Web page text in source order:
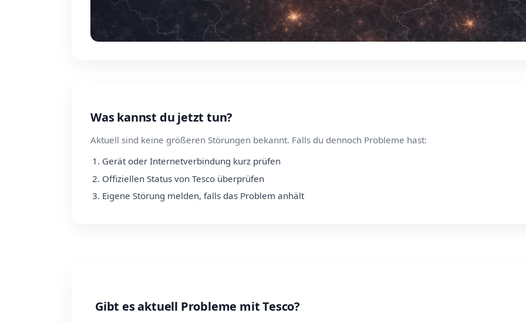
Was kannst du jetzt tun?
Aktuell sind keine größeren Störungen bekannt. Falls du dennoch Probleme hast:
Gerät oder Internetverbindung kurz prüfen
Offiziellen Status von Tesco überprüfen
Eigene Störung melden, falls das Problem anhält
Gibt es aktuell Probleme mit Tesco?